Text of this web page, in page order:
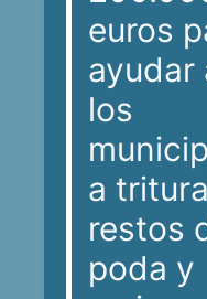
euros
ayudar
los
a
restos
poda y